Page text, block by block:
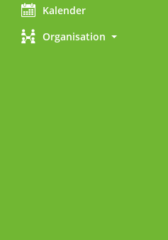
Kalender
Organisation